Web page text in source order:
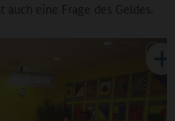
eine Frage des Geldes.